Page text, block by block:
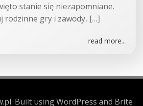
stanie się niezapomniane.
rodzinne gry i zawody, […]
read more...
Built using WordPress and Brite